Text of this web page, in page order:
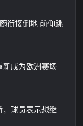
衔接倒地 前仰跳
新成为欧洲赛场
，球员表示想继